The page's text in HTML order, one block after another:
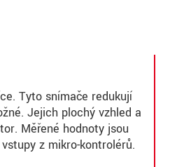
Tyto snímače redukují
Jejich plochý vzhled a
Měřené hodnoty jsou
z mikro-kontrolérů.